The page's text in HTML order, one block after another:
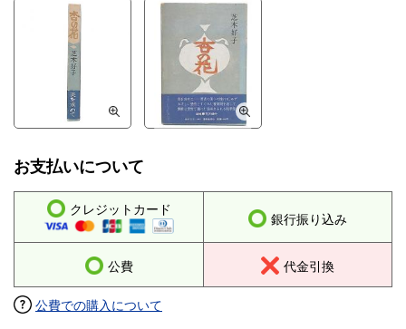
お支払いについて
クレジットカード
銀行振り込み
公費 代金引換
公費での購入について